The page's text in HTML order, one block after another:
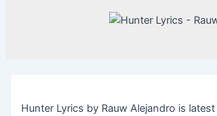
Hunter Lyrics by Rauw Alejandro is